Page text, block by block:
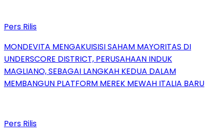
Pers Rilis
MONDEVITA MENGAKUISISI SAHAM MAYORITAS DI
UNDERSCORE DISTRICT, PERUSAHAAN INDUK
MAGLIANO, SEBAGAI LANGKAH KEDUA DALAM
MEMBANGUN PLATFORM MEREK MEWAH ITALIA BARU
Pers Rilis